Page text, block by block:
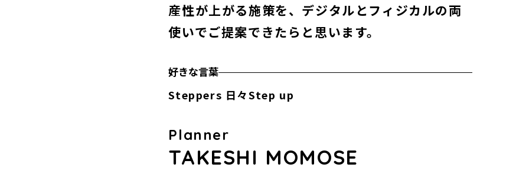
産性が上がる施策を、デジタルとフィジカルの両
使いでご提案できたらと思います。
好きな言葉
Steppers 日々Step up
Planner
TAKESHI MOMOSE